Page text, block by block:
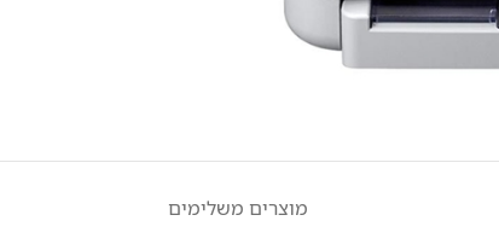
מוצרים משלימים